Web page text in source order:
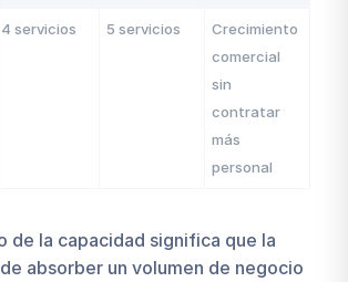
4 servicios 5 servicios
Crecimiento
comercial
sin
contratar
más
personal
de la capacidad significa que la
absorber un volumen de negocio